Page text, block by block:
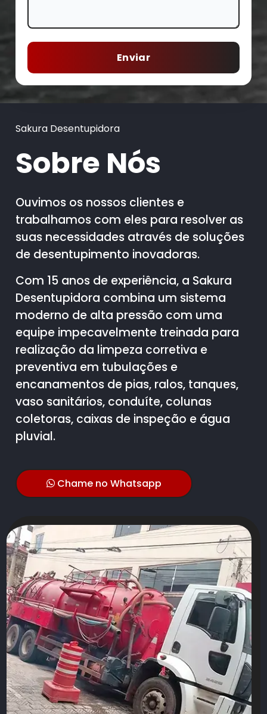
Enviar
Sakura Desentupidora
Sobre Nós
Ouvimos os nossos clientes e
trabalhamos com eles para resolver as
suas necessidades através de soluções
de desentupimento inovadoras.
Com 15 anos de experiência, a Sakura
Desentupidora combina um sistema
moderno de alta pressão com uma
equipe impecavelmente treinada para
realização da limpeza corretiva e
preventiva em tubulações e
encanamentos de pias, ralos, tanques,
vaso sanitários, conduíte, colunas
coletoras, caixas de inspeção e água
pluvial.
Chame no Whatsapp